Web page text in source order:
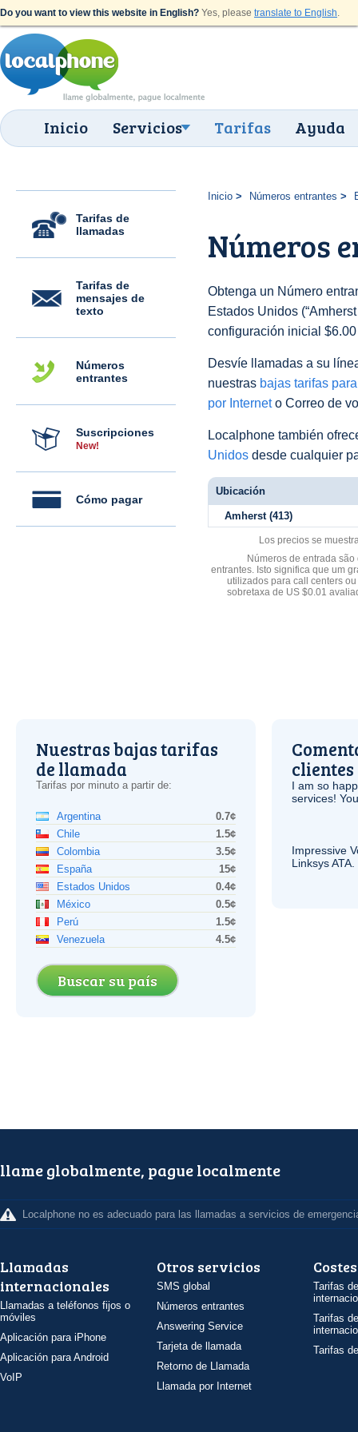
Do you want to view this website in English? Yes, please translate to English.
Inicio Servicios Tarifas Ayuda
Tarifas de
llamadas
Tarifas de
mensajes de
texto
Números
entrantes
Suscripciones
New!
Cómo pagar
Inicio Números entrantes
Números
Obtenga un Número
Estados Unidos
configuración inicial
Desvíe llamadas a su
nuestras bajas tarifas
por Interneto Correo de
Localphone también
Unidos desde cualquier
Ubicación
Amherst (413)
Los precios se
Números de entrada
entrantes. Isto significa que um
utilizados para call centers
sobretaxa de US $0.01
Nuestras bajas tarifas
de llamada
Tarifas por minuto a partir de:
Argentina
0.7¢
Chile
1.5¢
Colombia
3.5¢
España
15¢
Estados Unidos
0.4¢
México
0.5¢
Perú
1.5¢
Venezuela
4.5¢
Buscar su país
clientes
I am so
services!
Impressive
LinksysATA
llame globalmente, pague localmente
Localphone no es adecuado para las llamadas a servicios de
Llamadas
internacionales
Llamadas a teléfonos fijos o
móviles
Aplicación para iPhone
Aplicación para Android
VoIP
Otros servicios
SMS global
Números entrantes
Answering Service
Tarjeta de llamada
Retorno de Llamada
Llamada por Internet
Costes
Tarifas
Tarifas
Tarifas